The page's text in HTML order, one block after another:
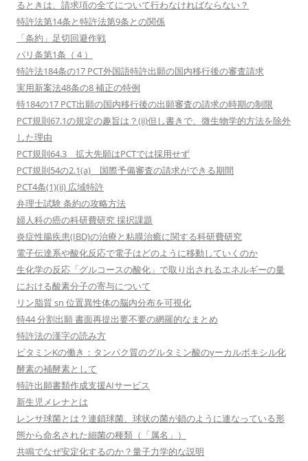
るときは、請求項の全てについて行わなければならない？
特許法第14条と特許法第9条との関係
「条約」足切回避作戦
パリ条第1条（４）
特許法184条の17 PCT外国語特許出願の国内移行後の審査請求
実用新案法48条の8 補正の特例
特184の17 PCT出願の国内移行後の出願審査の請求の時期の制限
PCT規則67.1の規定の趣旨は？(ii)但し書きで、微生物学的方法を除外
した理由
PCT規則64.3 拡大先願はPCTでは採用せず
PCT規則54の2.1(a) 国際予備審査の請求ができる期間
PCT4条(1)(ii) 広域特許
弁理士試験 条約の攻略方法
婦人科の癌の科研費研究 採択課題
炎症性腸疾患(IBD)の治療と粘膜治癒に関する科研費研究
電子伝達系や酸化反応で電子はどのように移動していくのか
生化学の反応「グルコースの酸化」で取り出されるエネルギーの量
における酸素分子の寄与について
リン脂質 sn 位置異性体の脳内分布を可視化
特44 分割出願 書面再提出要不要の網羅的なまとめ
特許法の漢字の読み方
ビタミンKの働き：タンパク質のグルタミン酸のγーカルボキシル化
酵素の補酵素として
特許出願書類作成支援AIサービス
新生児メレナとは
レンサ球菌とは？連鎖球菌、球状の菌が鎖のように連なっている形
態から命名された細菌の種類（「属名」）
共鳴でなぜ安定化するのか？量子力学的な説明